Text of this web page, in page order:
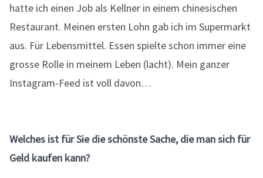
hatte ich einen Job als Kellner in einem chinesischen
Restaurant. Meinen ersten Lohn gab ich im Supermarkt
aus. Für Lebensmittel. Essen spielte schon immer eine
grosse Rolle in meinem Leben (lacht). Mein ganzer
Instagram-Feed ist voll davon…
Welches ist für Sie die schönste Sache, die man sich für
Geld kaufen kann?